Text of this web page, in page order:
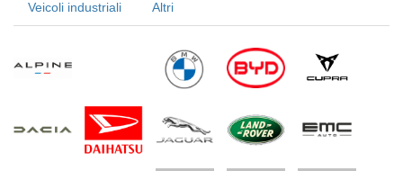
Veicoli industriali Altri